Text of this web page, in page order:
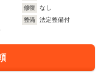
修復
なし
整備
法定整備付